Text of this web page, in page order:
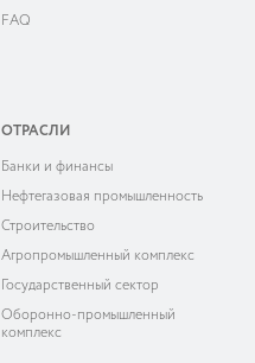
FAQ
ОТРАСЛИ
Банки и финансы
Нефтегазовая промышленность
Строительство
Агропромышленный комплекс
Государственный сектор
Оборонно-промышленный
комплекс